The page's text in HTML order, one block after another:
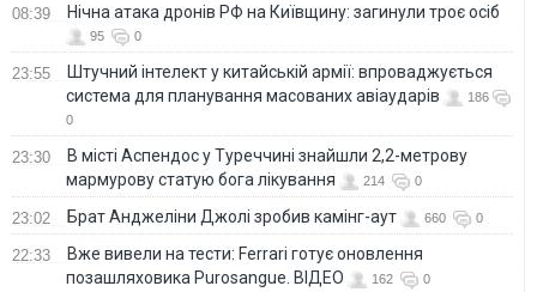
08:39 Нічна атака дронів РФ на Київщину: загинули троє осіб
95 0
23:55
Штучний інтелект у китайській армії: впроваджується
система для планування масованих авіаударів
186
0
23:30
В місті Аспендос у Туреччині знайшли 2,2-метрову
мармурову статую бога лікування
214 0
23:02 Брат Анджеліни Джолі зробив камінг-аут 660 0
22:33
Вже вивели на тести: Ferrari готує оновлення
позашляховика Purosangue. ВІДЕО
162 0